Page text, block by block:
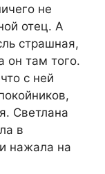
не
отец. А
страшная,
он там того.
с ней
Светлана
в
нажала на